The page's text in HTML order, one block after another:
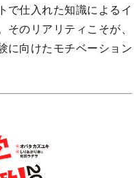
で仕入れた知識によるイ
のリアリティこそが、
に向けたモチベーション